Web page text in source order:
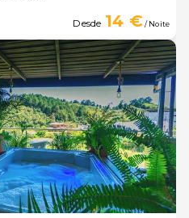
Desde 14 €/ Noite